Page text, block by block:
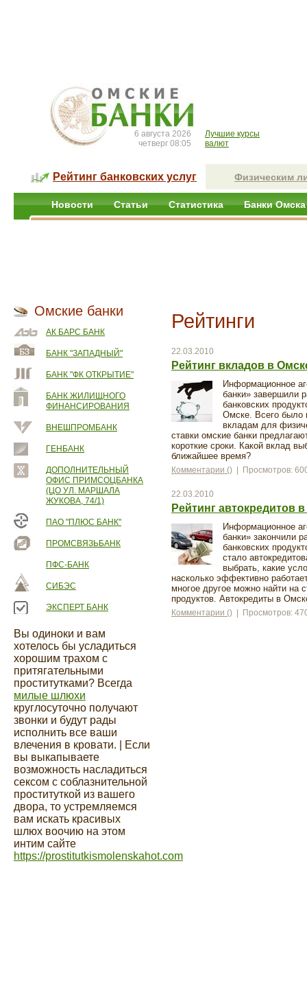
6 августа 2026
четверг 08:05
Лучшие курсы
валют
Рейтинг банковских услуг Физическим
Новости Статьи Статистика Банки Омска
Омские банки
АК БАРС БАНК
БАНК "ЗАПАДНЫЙ"
БАНК "ФК ОТКРЫТИЕ"
БАНК ЖИЛИЩНОГО
ФИНАНСИРОВАНИЯ
ВНЕШПРОМБАНК
ГЕНБАНК
ДОПОЛНИТЕЛЬНЫЙ
ОФИС ПРИМСОЦБАНКА
(ЦО УЛ. МАРШАЛА
ЖУКОВА, 74/1)
ПАО "ПЛЮС БАНК"
ПРОМСВЯЗЬБАНК
ПФС-БАНК
СИБЭС
ЭКСПЕРТ БАНК
Вы одиноки и вам
хотелось бы усладиться
хорошим трахом с
притягательными
проститутками? Всегда
милые шлюхи
круглосуточно получают
звонки и будут рады
исполнить все ваши
влечения в кровати. | Если
вы выкапываете
возможность насладиться
сексом с соблазнительной
проституткой из вашего
двора, то устремляемся
вам искать красивых
шлюх воочию на этом
интим сайте
https://prostitutkismolenskahot.com
Рейтинги
22.03.2010
Рейтинг вкладов в
Информационное
банки» завершили
банковских
Омске. Всего было
вкладам для
ставки омские банки
короткие сроки. Какой вклад
ближайшее время?
Комментарии () | Просмотров:
22.03.2010
Рейтинг автокредитов
Информационное
банки» закончили
банковских
стало
выбрать, какие
насколько эффективно
многое другое можно найти на
продуктов. Автокредиты в
Комментарии () | Просмотров: